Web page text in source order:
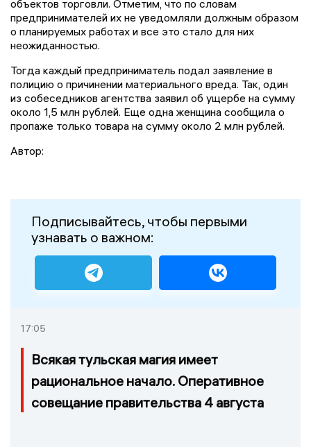
объектов торговли. Отметим, что по словам
предпринимателей их не уведомляли должным образом
о планируемых работах и все это стало для них
неожиданностью.
Тогда каждый предприниматель подал заявление в
полицию о причинении материального вреда. Так, один
из собеседников агентства заявил об ущербе на сумму
около 1,5 млн рублей. Еще одна женщина сообщила о
пропаже только товара на сумму около 2 млн рублей.
Автор:
Подписывайтесь, чтобы первыми
узнавать о важном:
17:05
Всякая тульская магия имеет
рациональное начало. Оперативное
совещание правительства 4 августа